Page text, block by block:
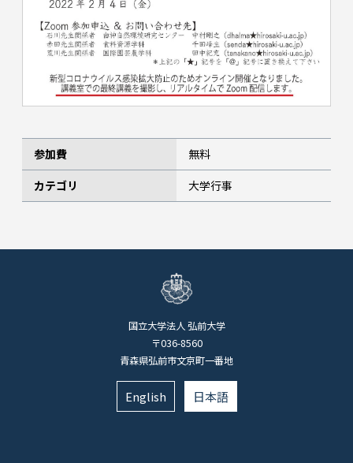
参加費
無料
カテゴリ
大学行事
国立大学法人 弘前大学
〒036-8560
青森県弘前市文京町一番地
English 日本語